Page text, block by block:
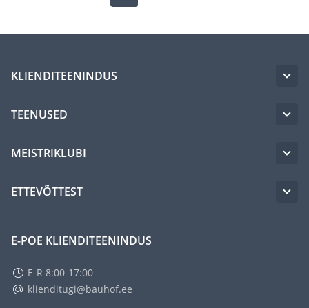
KLIENDITEENINDUS
TEENUSED
MEISTRIKLUBI
ETTEVÕTTEST
E-POE KLIENDITEENINDUS
E-R 8:00-17:00
klienditugi@bauhof.ee